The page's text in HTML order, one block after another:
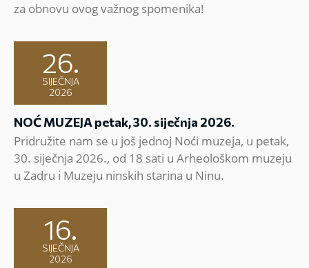
za obnovu ovog važnog spomenika!
26.
SIJEČNJA
2026
NOĆ MUZEJA petak, 30. siječnja 2026.
Pridružite nam se u još jednoj Noći muzeja, u petak,
30. siječnja 2026., od 18 sati u Arheološkom muzeju
u Zadru i Muzeju ninskih starina u Ninu.
16.
SIJEČNJA
2026